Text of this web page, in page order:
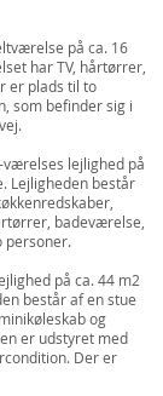
på ca. 16
har TV, hårtørrer,
er plads til to
som befinder sig i
værelses lejlighed på
Lejligheden består
badeværelse,
personer.
på ca. 44 m2
består af en stue
og
er udstyret med
Der er